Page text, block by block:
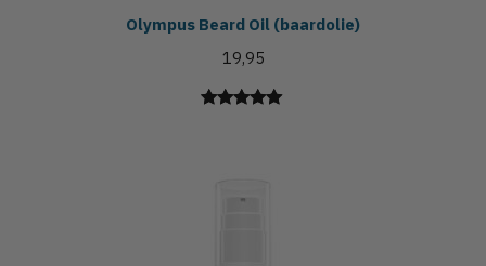
Olympus Beard Oil (baardolie)
19,95